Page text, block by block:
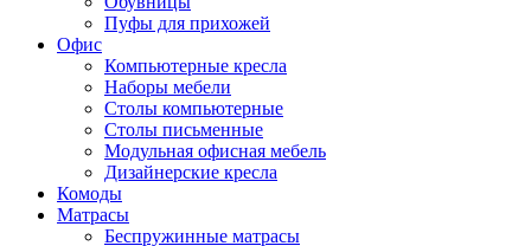
Пуфы для прихожей
Офис
Компьютерные кресла
Наборы мебели
Столы компьютерные
Столы письменные
Модульная офисная мебель
Дизайнерские кресла
Комоды
Матрасы
Беспружинные матрасы